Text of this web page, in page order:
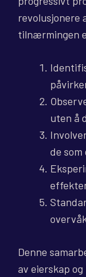
revolusjonere
tilnærmingen
uten å
de som
Denne
av eierskap